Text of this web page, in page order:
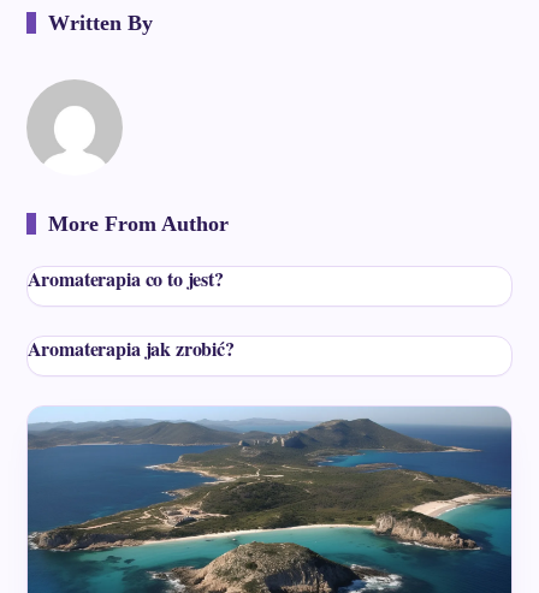
Written By
More From Author
Aromaterapia co to jest?
Aromaterapia jak zrobić?